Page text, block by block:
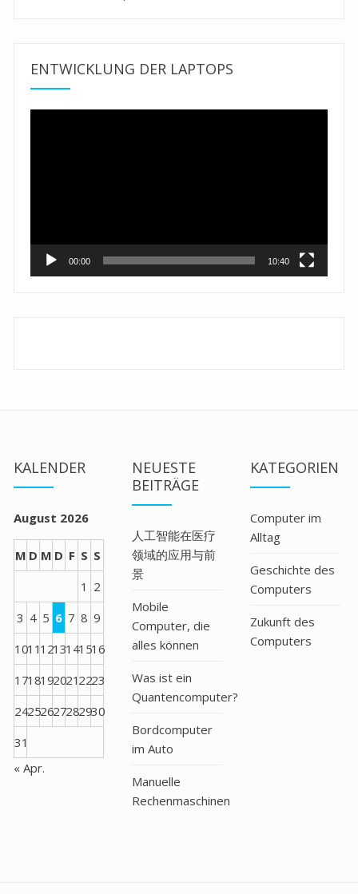
ENTWICKLUNG DER LAPTOPS
00:00 10:40
KALENDER
August 2026
M D M D F S S
1 2
3 4 5 6 7 8 9
10111213141516
17181920212223
24252627282930
31
« Apr.
NEUESTE
BEITRÄGE
人工智能在医疗
领域的应用与前
景
Mobile
Computer, die
alles können
Was ist ein
Quantencomputer?
Bordcomputer
im Auto
Manuelle
Rechenmaschinen
KATEGORIEN
Computer im
Alltag
Geschichte des
Computers
Zukunft des
Computers